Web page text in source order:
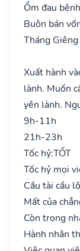
Ốm đau
Buôn bán
Tháng
Xuất hành
lành. Muốn
yên lành.
9h-11h
21h-23h
Tốc hỷ:TỐT
Tốc hỷ mọi
Cầu tài cầu
Mất của
Còn trong
Hành nhân